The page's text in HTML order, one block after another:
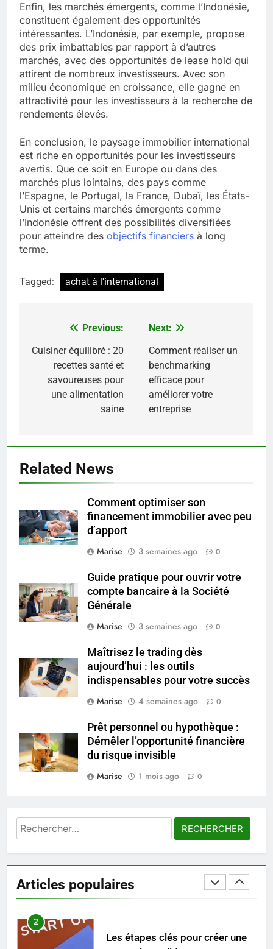
Enfin, les marchés émergents, comme l’Indonésie,
constituent également des opportunités
intéressantes. L’Indonésie, par exemple, propose
des prix imbattables par rapport à d’autres
marchés, avec des opportunités de lease hold qui
attirent de nombreux investisseurs. Avec son
milieu économique en croissance, elle gagne en
attractivité pour les investisseurs à la recherche de
rendements élevés.
En conclusion, le paysage immobilier international
est riche en opportunités pour les investisseurs
avertis. Que ce soit en Europe ou dans des
marchés plus lointains, des pays comme
l’Espagne, le Portugal, la France, Dubaï, les États-
Unis et certains marchés émergents comme
l’Indonésie offrent des possibilités diversifiées
pour atteindre des objectifs financiers à long
terme.
Tagged: achat à l'international
Navigation
de
l’article
Previous:
Cuisiner équilibré : 20
recettes santé et
savoureuses pour
une alimentation
saine
Next:
Comment réaliser un
benchmarking
efficace pour
améliorer votre
entreprise
Related News
Comment optimiser son
financement immobilier avec peu
d’apport
Marise
3 semaines ago 0
Guide pratique pour ouvrir votre
compte bancaire à la Société
Générale
Marise
3 semaines ago 0
Maîtrisez le trading dès
aujourd’hui : les outils
indispensables pour votre succès
Marise
4 semaines ago 0
Prêt personnel ou hypothèque :
Démêler l’opportunité financière
du risque invisible
Marise
1 mois ago 0
Rechercher :
Articles populaires
Infection chronique de l’oreille :
saignements
SANTÉ
6
Les secrets révélés pour une
Ordinary
SANTÉ
7
Prévenir les chutes chez les
seniors: aménagement et
exercices
BIEN ÊTRE
8
trouver un accompagnement
sérieux à un tarif juste ?
BIEN ÊTRE
reviennent chaque année
Les étapes clés pour créer une
entreprise solide